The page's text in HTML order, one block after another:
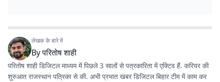
लेखक के बारे में
Byपरितोष शाही
परितोष शाही डिजिटल माध्यम में पिछले 3 सालों से पत्रकारिता में एक्टिव हैं. करियर की
शुरुआत राजस्थान पत्रिका से की. अभी प्रभात खबर डिजिटल बिहार टीम में काम कर